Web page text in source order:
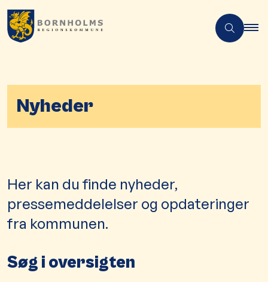
Nyheder
Her kan du finde nyheder,
pressemeddelelser og opdateringer
fra kommunen.
Søg i oversigten